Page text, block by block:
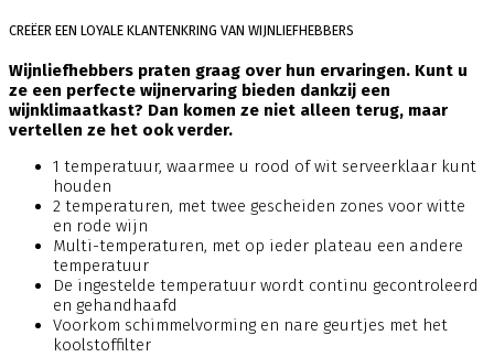
CREËER EEN LOYALE KLANTENKRING VAN WIJNLIEFHEBBERS
Wijnliefhebbers praten graag over hun ervaringen. Kunt u
ze een perfecte wijnervaring bieden dankzij een
wijnklimaatkast? Dan komen ze niet alleen terug, maar
vertellen ze het ook verder.
1 temperatuur, waarmee u rood of wit serveerklaar kunt
houden
2 temperaturen, met twee gescheiden zones voor witte
en rode wijn
Multi-temperaturen, met op ieder plateau een andere
temperatuur
De ingestelde temperatuur wordt continu gecontroleerd
en gehandhaafd
Voorkom schimmelvorming en nare geurtjes met het
koolstoffilter